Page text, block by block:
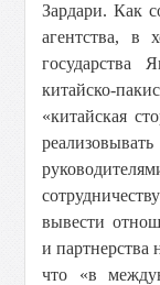
Зардари. Как
агентства, в
государства
китайско-
«китайская
вывести
и
что «в